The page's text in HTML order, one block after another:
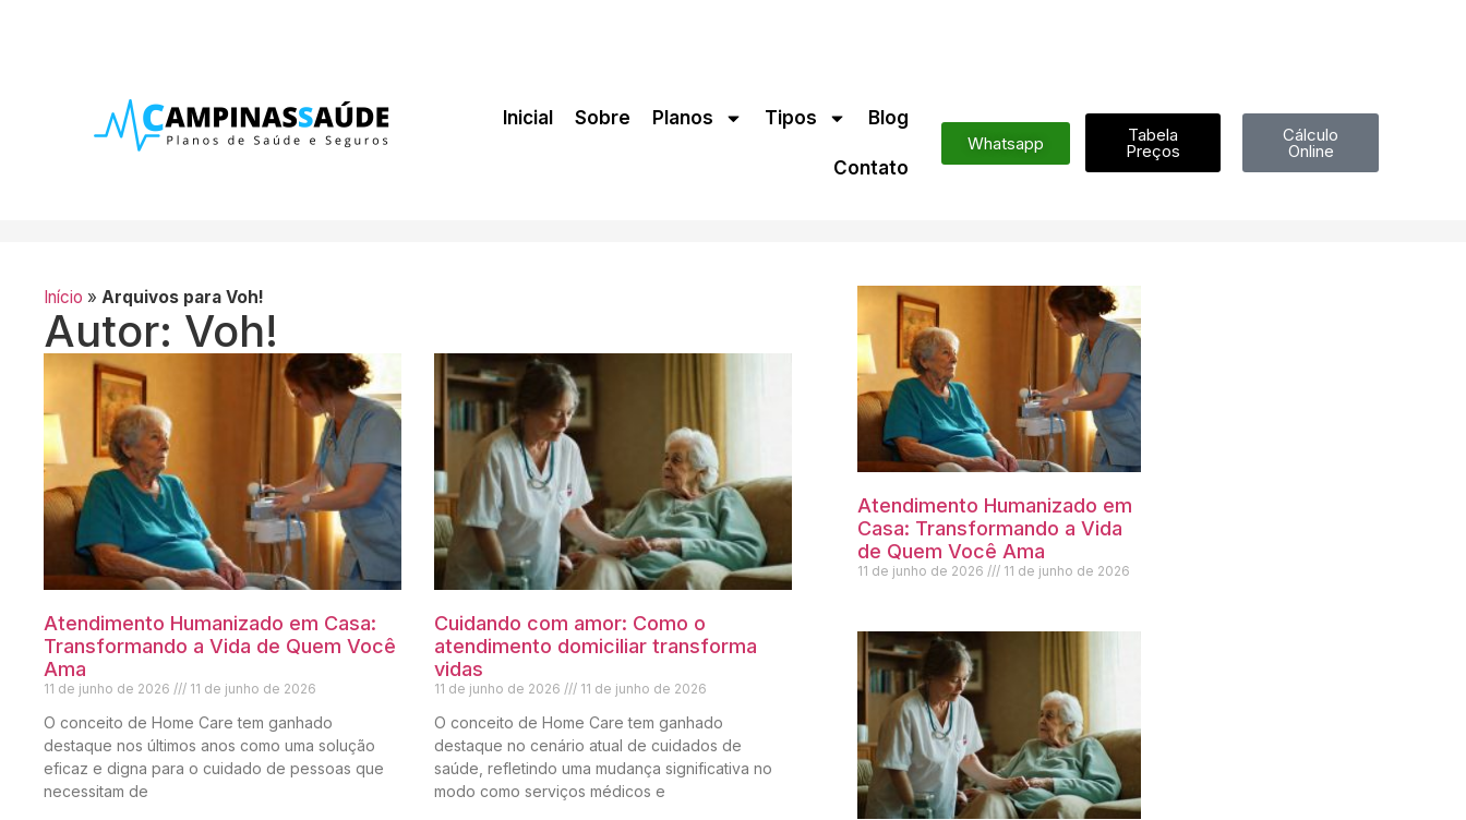
Inicial Sobre Planos Tipos Blog
Contato
Whatsapp Tabela
Preços
Cálculo
Online
Início » Arquivos para Voh!
Autor: Voh!
Atendimento Humanizado em Casa:
Transformando a Vida de Quem Você
Ama
11 de junho de 2026 11 de junho de 2026
O conceito de Home Care tem ganhado
destaque nos últimos anos como uma solução
eficaz e digna para o cuidado de pessoas que
necessitam de
Cuidando com amor: Como o
atendimento domiciliar transforma
vidas
11 de junho de 2026 11 de junho de 2026
O conceito de Home Care tem ganhado
destaque no cenário atual de cuidados de
saúde, refletindo uma mudança significativa no
modo como serviços médicos e
Atendimento Humanizado em
Casa: Transformando a Vida
de Quem Você Ama
11 de junho de 2026 11 de junho de 2026